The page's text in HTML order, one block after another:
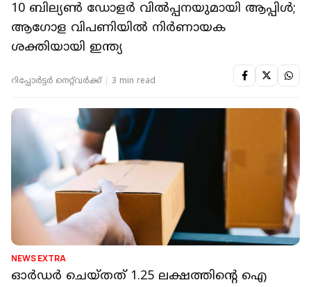
10 ബില്യൺ ഡോളർ വിൽപ്പനയുമായി ആപ്പിൾ;
ആഗോള വിപണിയിൽ നിർണായക
ശക്തിയായി ഇന്ത്യ
റിപ്പോർട്ടർ നെറ്റ്‌വര്‍ക്ക്‌ 3 min read
NEWS EXTRA
ഓര്‍ഡര്‍ ചെയ്തത് 1.25 ലക്ഷത്തിന്റെ ഐ